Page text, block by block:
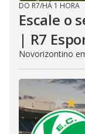
DO R7/HÁ 1 HORA
Escale o
| R7
Novorizontino